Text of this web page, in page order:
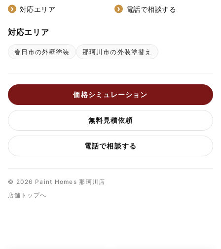
対応エリア 電話で相談する
対応エリア
春日市の外壁塗装 那珂川市の外装塗替え
価格シミュレーション
無料見積依頼
電話で相談する
© 2026 Paint Homes 那珂川店
店舗トップへ